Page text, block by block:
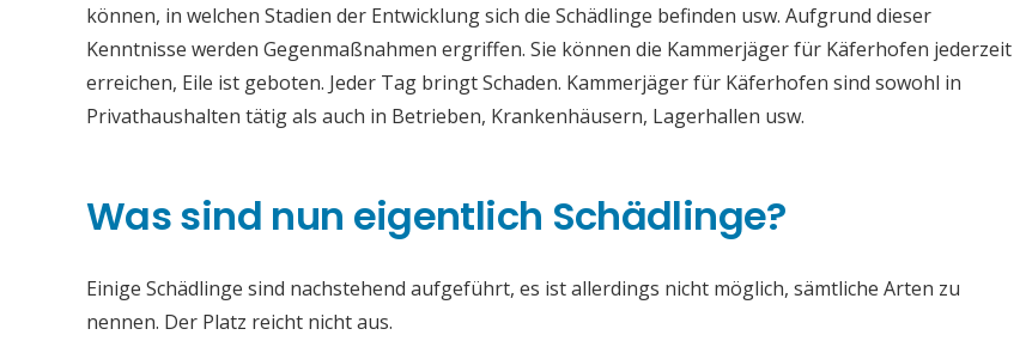
können, in welchen Stadien der Entwicklung sich die Schädlinge befinden usw. Aufgrund dieser
Kenntnisse werden Gegenmaßnahmen ergriffen. Sie können die Kammerjäger für Käferhofen jederzeit
erreichen, Eile ist geboten. Jeder Tag bringt Schaden. Kammerjäger für Käferhofen sind sowohl in
Privathaushalten tätig als auch in Betrieben, Krankenhäusern, Lagerhallen usw.
Was sind nun eigentlich Schädlinge?
Einige Schädlinge sind nachstehend aufgeführt, es ist allerdings nicht möglich, sämtliche Arten zu
nennen. Der Platz reicht nicht aus.